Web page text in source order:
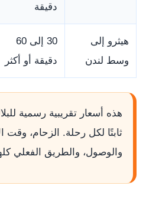
دقيقة
هيثرو إلى
وسط لندن
30 إلى 60
دقيقة أو أكثر
هذه أسعار تقريبية رسمية
ثابتًا لكل رحلة. الزحام، وقت
والوصول، والطريق الفعلي